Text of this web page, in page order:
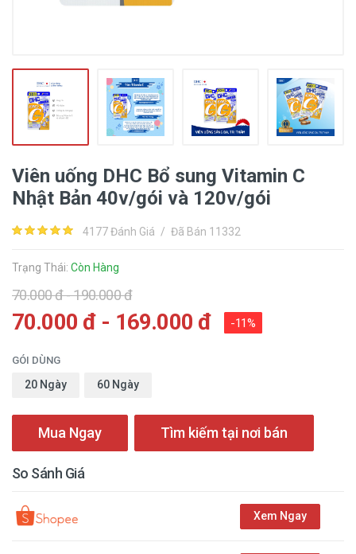
Viên uống DHC Bổ sung Vitamin C
Nhật Bản 40v/gói và 120v/gói
4177 Đánh Giá / Đã Bán 11332
Trạng Thái: Còn Hàng
70.000 đ - 190.000 đ
70.000 đ - 169.000 đ -11%
GÓI DÙNG
20 Ngày 60 Ngày
Mua Ngay Tìm kiếm tại nơi bán
So Sánh Giá
Xem Ngay